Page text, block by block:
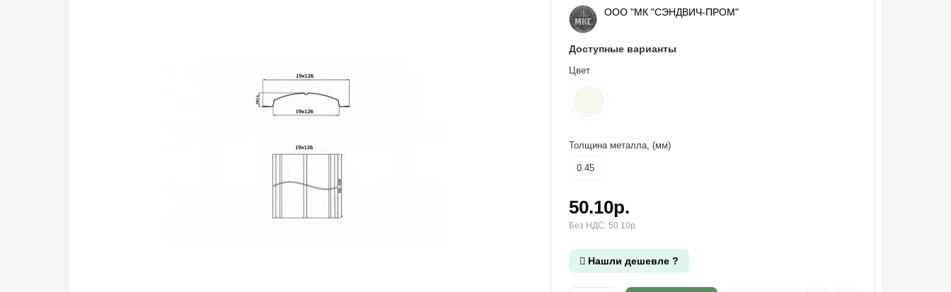
ООО "МК "СЭНДВИЧ-ПРОМ"
Доступные варианты
Цвет
Толщина металла, (мм)
0.45
50.10р.
Без НДС: 50.10р.
Нашли дешевле ?